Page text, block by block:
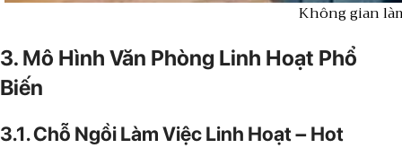
Không gian
3. Mô Hình Văn Phòng Linh Hoạt Phổ
Biến
3.1. Chỗ Ngồi Làm Việc Linh Hoạt – Hot